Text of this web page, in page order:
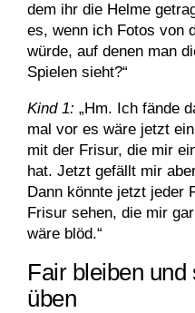
dem ihr die Helme
es, wenn ich Fotos von
würde, auf denen man
Spielen sieht?“
Kind 1: „Hm. Ich fände
mal vor es wäre jetzt
mit der Frisur, die mir
hat. Jetzt gefällt mir
Dann könnte jetzt jeder
Frisur sehen, die mir
wäre blöd.“
Fair bleiben und
üben